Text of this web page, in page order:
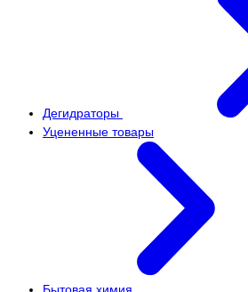
Дегидраторы
Уцененные товары
Бытовая химия